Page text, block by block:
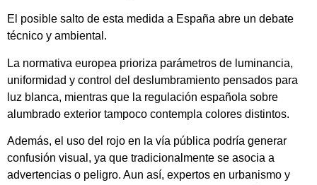
El posible salto de esta medida a España abre un debate
técnico y ambiental.
La normativa europea prioriza parámetros de luminancia,
uniformidad y control del deslumbramiento pensados para
luz blanca, mientras que la regulación española sobre
alumbrado exterior tampoco contempla colores distintos.
Además, el uso del rojo en la vía pública podría generar
confusión visual, ya que tradicionalmente se asocia a
advertencias o peligro. Aun así, expertos en urbanismo y